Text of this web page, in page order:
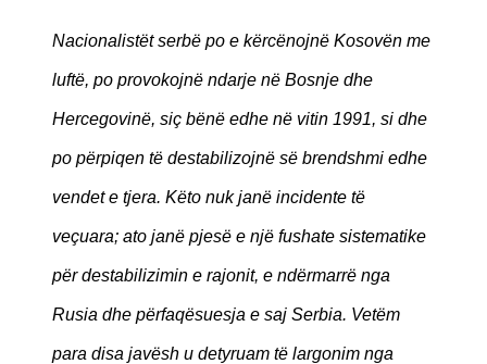
Nacionalistët serbë po e kërcënojnë Kosovën me
luftë, po provokojnë ndarje në Bosnje dhe
Hercegovinë, siç bënë edhe në vitin 1991, si dhe
po përpiqen të destabilizojnë së brendshmi edhe
vendet e tjera. Këto nuk janë incidente të
veçuara; ato janë pjesë e një fushate sistematike
për destabilizimin e rajonit, e ndërmarrë nga
Rusia dhe përfaqësuesja e saj Serbia. Vetëm
para disa javësh u detyruam të largonim nga